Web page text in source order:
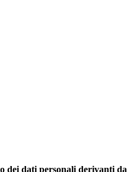
dei dati personali derivanti